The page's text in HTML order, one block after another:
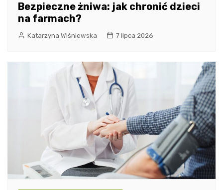
Bezpieczne żniwa: jak chronić dzieci
na farmach?
Katarzyna Wiśniewska 7 lipca 2026